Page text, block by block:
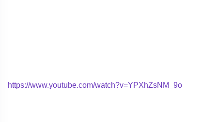
https://www.youtube.com/watch?v=YPXhZsNM_9o